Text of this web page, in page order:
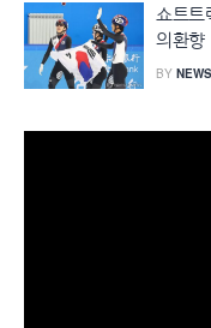
쇼트트
의환향
BY